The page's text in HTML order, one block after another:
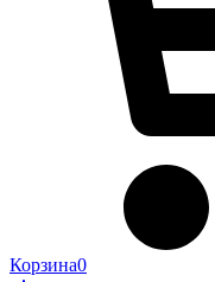
Корзина0